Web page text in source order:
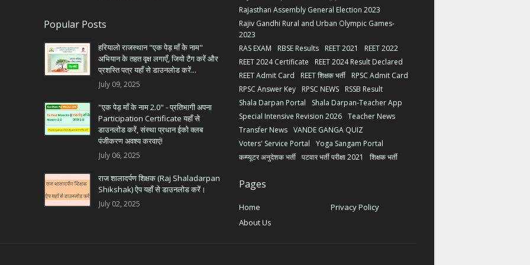
Popular Posts
हरियालो राजस्थान "एक पेड़ माँ के नाम"
अभियान के तहत वृक्ष लगाएँ, जियो टैग करें और
प्रशस्ति पत्र यहाँ से डाउनलोड करें...
July 09, 2025
"एक पेड़ माँ के नाम 2.0" - प्रतिभागी अपना
Participation Certificate यहाँ से
डाउनलोड करें, संस्था प्रधान ईको क्लब
पंजीकरण अवश्य करवाएं!
July 06, 2025
राज शालादर्पण शिक्षक (Raj Shaladarpan
Shikshak) ऐप यहाँ से डाउनलोड करें।
July 02, 2025
Rajasthan Assembly General Election 2023
Rajiv Gandhi Rural and Urban Olympic Games-
2023
RAS EXAM
RBSE Results REET 2021
REET 2022
REET 2024 Certificate
REET 2024 Result Declared
REET Admit Card
REET शिक्षक भर्ती
RPSC Admit Card
RPSC Answer Key
RPSC NEWS
RSSB Result
Shala Darpan Portal
Shala Darpan-Teacher App
Special Intensive Revision 2026 Teacher News
Transfer News VANDE GANGA QUIZ
Voters' Service Portal
Yoga Sangam Portal
कम्प्यूटर अनुदेशक भर्ती पटवार भर्ती परीक्षा 2021 शिक्षक भर्ती
Pages
Home
Privacy Policy
About Us